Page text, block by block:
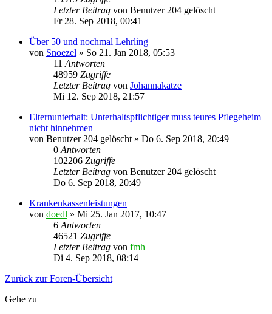
Letzter Beitrag von Benutzer 204 gelöscht
Fr 28. Sep 2018, 00:41
Über 50 und nochmal Lehrling
von Snoezel » So 21. Jan 2018, 05:53
11 Antworten
48959 Zugriffe
Letzter Beitrag von Johannakatze
Mi 12. Sep 2018, 21:57
Elternunterhalt: Unterhaltspflichtiger muss teures Pflegeheim
nicht hinnehmen
von Benutzer 204 gelöscht » Do 6. Sep 2018, 20:49
0 Antworten
102206 Zugriffe
Letzter Beitrag von Benutzer 204 gelöscht
Do 6. Sep 2018, 20:49
Krankenkassenleistungen
von doedl » Mi 25. Jan 2017, 10:47
6 Antworten
46521 Zugriffe
Letzter Beitrag von fmh
Di 4. Sep 2018, 08:14
Zurück zur Foren-Übersicht
Gehe zu